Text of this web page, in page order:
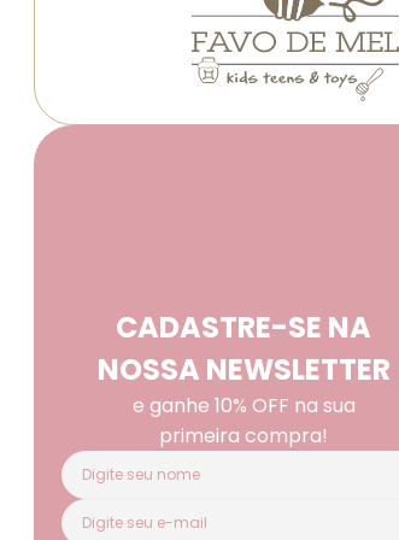
CADASTRE-SE NA
NOSSA NEWSLETTER
e ganhe 10% OFF na sua
primeira compra!